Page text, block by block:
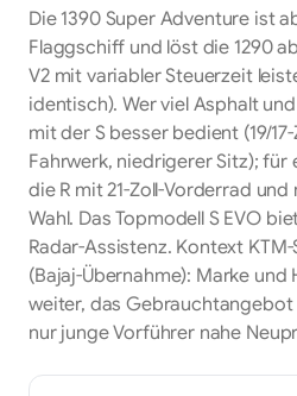
Die 1390 Super Adventure ist
Flaggschiff und löst die 1290
V2 mit variabler Steuerzeit
identisch). Wer viel Asphalt
mit der S besser bedient (19/
Fahrwerk, niedrigerer Sitz);
die R mit 21-Zoll-Vorderrad
Wahl. Das Topmodell S EVO
Radar-Assistenz. Kontext
(Bajaj-Übernahme): Marke und
weiter, das
nur junge Vorführer nahe